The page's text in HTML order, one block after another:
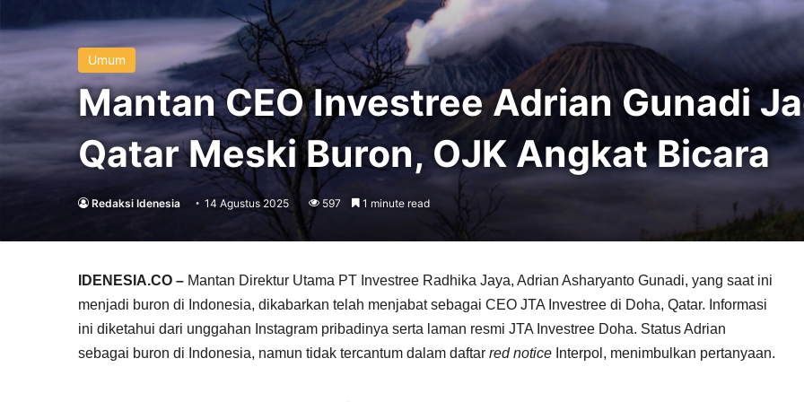
Umum
Mantan CEO Investree Adrian Gunadi
Qatar Meski Buron, OJK Angkat Bicara
Redaksi Idenesia 14 Agustus 2025 597 1 minute read
IDENESIA.CO – Mantan Direktur Utama PT Investree Radhika Jaya, Adrian Asharyanto Gunadi, yang saat ini
menjadi buron di Indonesia, dikabarkan telah menjabat sebagai CEO JTA Investree di Doha, Qatar. Informasi
ini diketahui dari unggahan Instagram pribadinya serta laman resmi JTA Investree Doha. Status Adrian
sebagai buron di Indonesia, namun tidak tercantum dalam daftar red notice Interpol, menimbulkan pertanyaan.